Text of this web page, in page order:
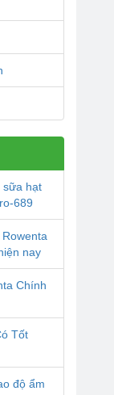
sữa hạt
689
nay
Chính
Tốt
độ ẩm